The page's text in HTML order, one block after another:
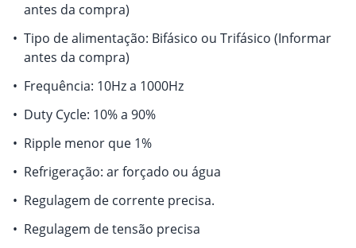
antes da compra)
• Tipo de alimentação: Bifásico ou Trifásico (Informar
antes da compra)
• Frequência: 10Hz a 1000Hz
• Duty Cycle: 10% a 90%
• Ripple menor que 1%
• Refrigeração: ar forçado ou água
• Regulagem de corrente precisa.
• Regulagem de tensão precisa